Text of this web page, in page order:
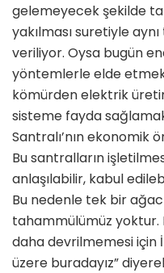
gelemeyecek şekilde
yakılması suretiyle
veriliyor. Oysa bugün
yöntemlerle elde
kömürden elektrik
sisteme fayda
Santralı’nın ekonomik
Bu santralların
anlaşılabilir, kabul
Bu nedenle tek bir
tahammülümüz yoktur.
daha devrilmemesi için
üzere buradayız”